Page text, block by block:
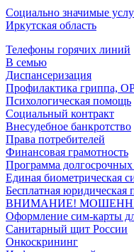
Социально значимые
Иркутская область
Телефоны горячих линий
В семью
Диспансеризация
Профилактика гриппа,
Психологическая помощь
Социальный контракт
Внесудебное банкротство
Права потребителей
Финансовая грамотность
Программа
Единая биометрическая
Бесплатная юридическая
ВНИМАНИЕ!
Оформление сим-карты
Санитарный щит России
Онкоскрининг